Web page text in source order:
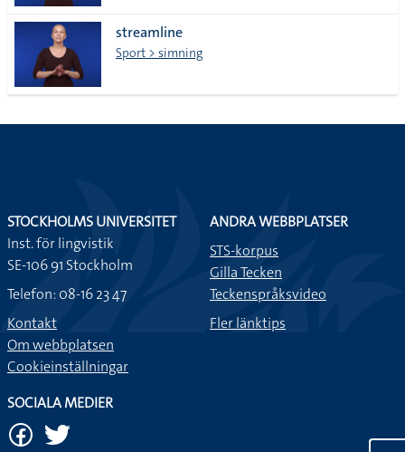
streamline
Sport > simning
STOCKHOLMS UNIVERSITET
Inst. för lingvistik
SE-106 91 Stockholm
Telefon: 08-16 23 47
Kontakt
Om webbplatsen
Cookieinställningar
ANDRA WEBBPLATSER
STS-korpus
Gilla Tecken
Teckenspråksvideo
Fler länktips
SOCIALA MEDIER